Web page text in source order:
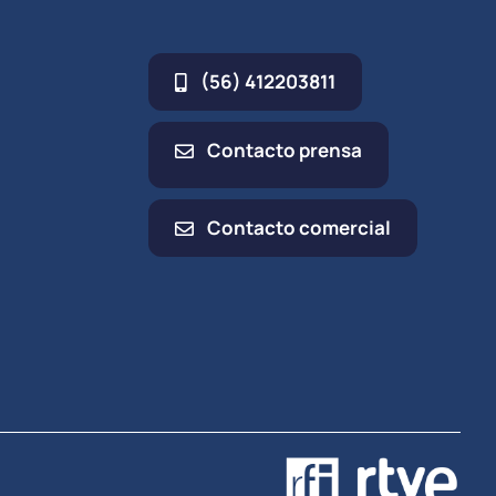
(56) 412203811
Contacto prensa
Contacto comercial